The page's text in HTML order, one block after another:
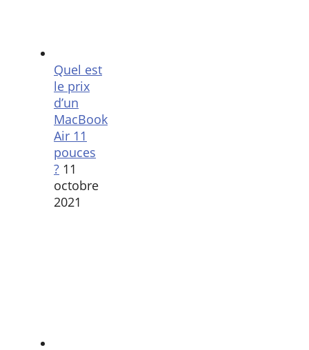
Quel est
le prix
d’un
MacBook
Air 11
pouces
? 11
octobre
2021